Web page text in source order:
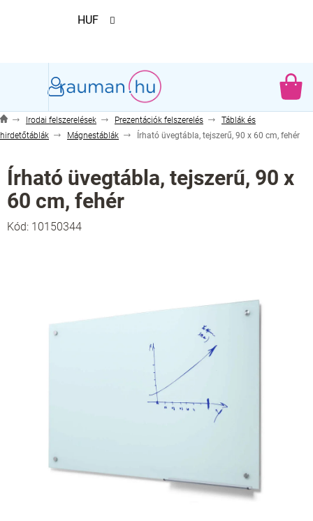
HUF
Irodai felszerelések Prezentációk felszerelés
Táblák és
hirdetőtáblák
Mágnestáblák Írható üvegtábla, tejszerű, 90 x 60 cm, fehér
Írható üvegtábla, tejszerű, 90 x
60 cm, fehér
Kód: 10150344